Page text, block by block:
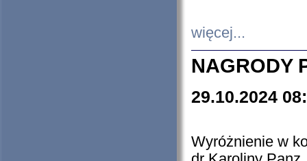
więcej...
NAGRODY
29.10.2024
Wyróżnienie w